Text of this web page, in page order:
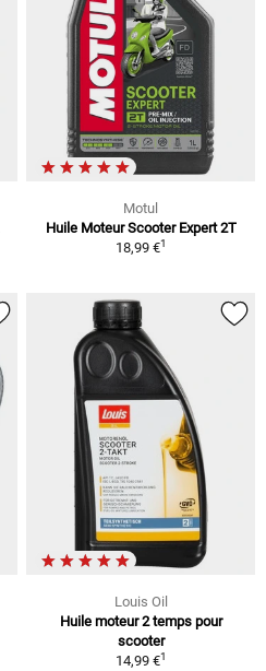
Motul
Huile Moteur Scooter Expert 2T
18,99 €1
Louis Oil
Huile moteur 2 temps pour
scooter
14,99 €1